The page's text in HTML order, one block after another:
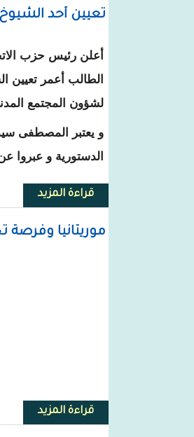
تعيين أحد
أعلن رئيس حزب
الطالب أعمر تعيين
لشؤون المجتمع
و يعتبر المصطفى
الدستورية و عبروا
قراءة المزيدحول
موريتانيا وفرصة تخفيف
قراءة المزيدحول